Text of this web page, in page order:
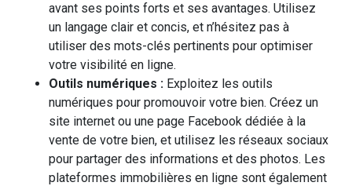
avant ses points forts et ses avantages. Utilisez
un langage clair et concis, et n’hésitez pas à
utiliser des mots-clés pertinents pour optimiser
votre visibilité en ligne.
Outils numériques : Exploitez les outils
numériques pour promouvoir votre bien. Créez un
site internet ou une page Facebook dédiée à la
vente de votre bien, et utilisez les réseaux sociaux
pour partager des informations et des photos. Les
plateformes immobilières en ligne sont également